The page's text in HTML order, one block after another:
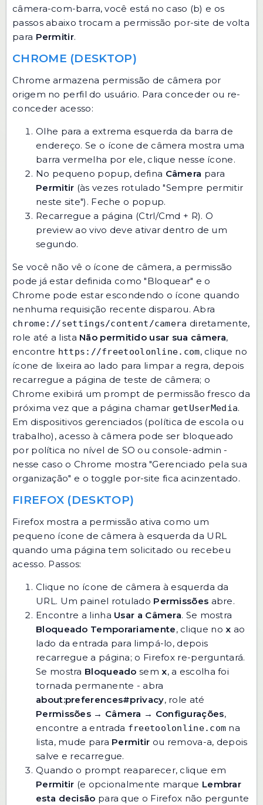
câmera-com-barra, você está no caso (b) e os
passos abaixo trocam a permissão por-site de volta
para Permitir.
CHROME (DESKTOP)
Chrome armazena permissão de câmera por
origem no perfil do usuário. Para conceder ou re-
conceder acesso:
Olhe para a extrema esquerda da barra de
endereço. Se o ícone de câmera mostra uma
barra vermelha por ele, clique nesse ícone.
No pequeno popup, defina Câmera para
Permitir (às vezes rotulado "Sempre permitir
neste site"). Feche o popup.
Recarregue a página (Ctrl/Cmd + R). O
preview ao vivo deve ativar dentro de um
segundo.
Se você não vê o ícone de câmera, a permissão
pode já estar definida como "Bloquear" e o
Chrome pode estar escondendo o ícone quando
nenhuma requisição recente disparou. Abra
chrome://settings/content/camera diretamente,
role até a lista Não permitido usar sua câmera,
encontre https://freetoolonline.com, clique no
ícone de lixeira ao lado para limpar a regra, depois
recarregue a página de teste de câmera; o
Chrome exibirá um prompt de permissão fresco da
próxima vez que a página chamar getUserMedia.
Em dispositivos gerenciados (política de escola ou
trabalho), acesso à câmera pode ser bloqueado
por política no nível de SO ou console-admin -
nesse caso o Chrome mostra "Gerenciado pela sua
organização" e o toggle por-site fica acinzentado.
FIREFOX (DESKTOP)
Firefox mostra a permissão ativa como um
pequeno ícone de câmera à esquerda da URL
quando uma página tem solicitado ou recebeu
acesso. Passos:
Clique no ícone de câmera à esquerda da
URL. Um painel rotulado Permissões abre.
Encontre a linha Usar a Câmera. Se mostra
Bloqueado Temporariamente, clique nox ao
lado da entrada para limpá-lo, depois
recarregue a página; o Firefox re-perguntará.
Se mostra Bloqueado semx, a escolha foi
tornada permanente - abra
about:preferences#privacy, role até
Permissões → Câmera → Configurações,
encontre a entrada freetoolonline.com na
lista, mude para Permitir ou remova-a, depois
salve e recarregue.
Quando o prompt reaparecer, clique em
Permitir (e opcionalmente marque Lembrar
esta decisão para que o Firefox não pergunte